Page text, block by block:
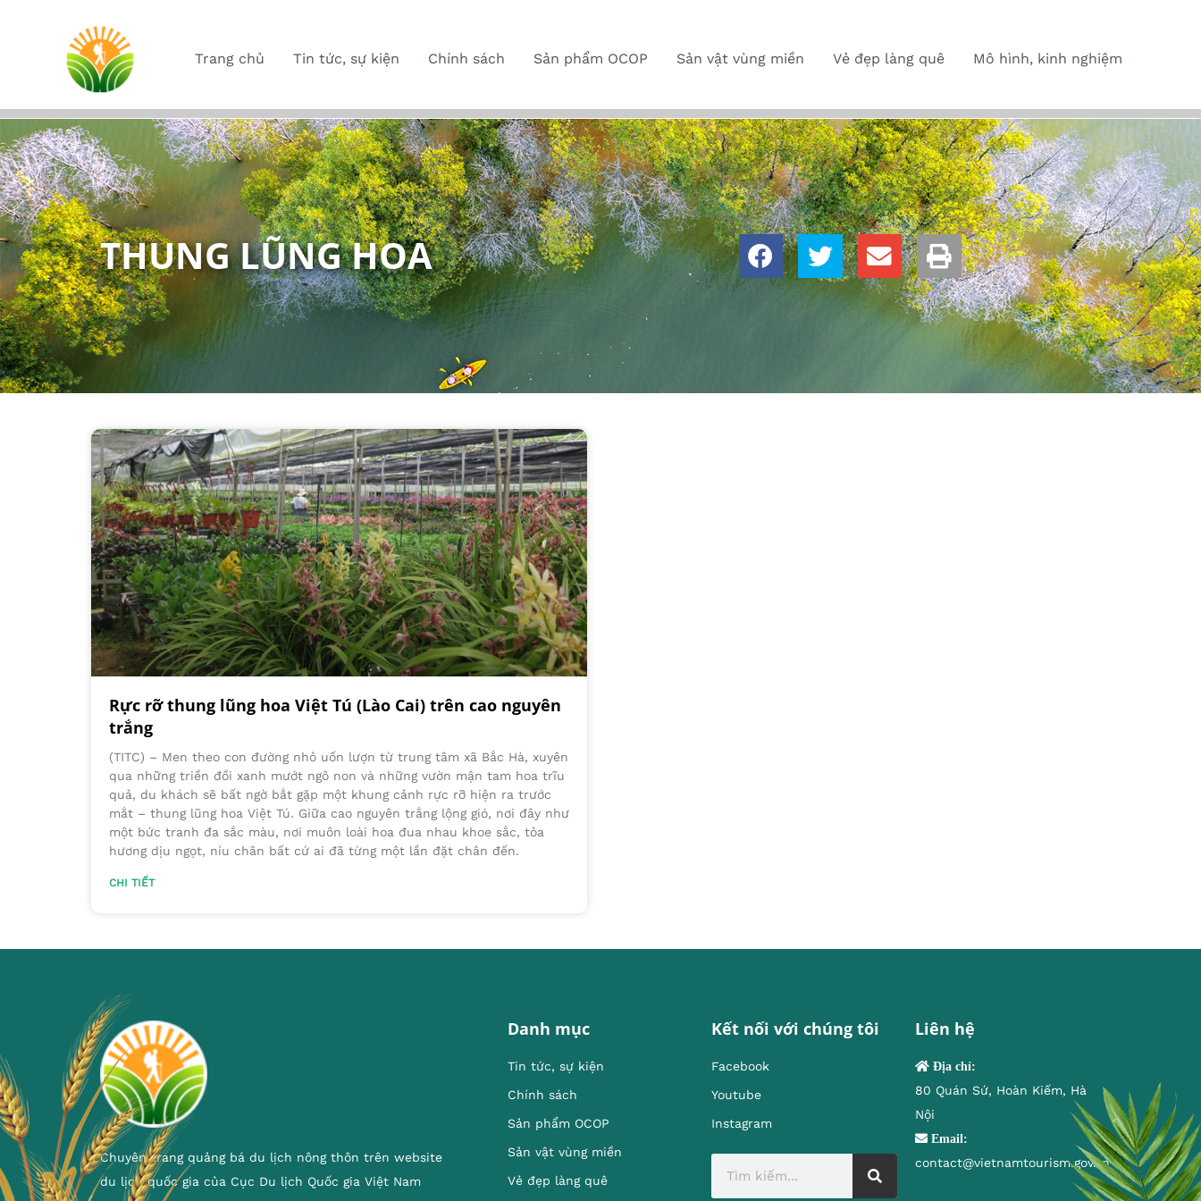
Trang chủ Tin tức, sự kiện Chính sách Sản phẩm OCOP Sản vật vùng miền Vẻ đẹp làng quê Mô hình, kinh nghiệm
THUNG LŨNG HOA
Rực rỡ thung lũng hoa Việt Tú (Lào Cai) trên cao nguyên
trắng
(TITC) – Men theo con đường nhỏ uốn lượn từ trung tâm xã Bắc Hà, xuyên
qua những triền đồi xanh mướt ngô non và những vườn mận tam hoa trĩu
quả, du khách sẽ bất ngờ bắt gặp một khung cảnh rực rỡ hiện ra trước
mắt – thung lũng hoa Việt Tú. Giữa cao nguyên trắng lộng gió, nơi đây như
một bức tranh đa sắc màu, nơi muôn loài hoa đua nhau khoe sắc, tỏa
hương dịu ngọt, níu chân bất cứ ai đã từng một lần đặt chân đến.
CHI TIẾT
Chuyên trang quảng bá du lịch nông thôn trên website
du lịch quốc gia của Cục Du lịch Quốc gia Việt Nam
Danh mục
Tin tức, sự kiện
Chính sách
Sản phẩm OCOP
Sản vật vùng miền
Vẻ đẹp làng quê
Kết nối với chúng tôi
Facebook
Youtube
Instagram
Liên hệ
Địa chỉ:
80 Quán Sứ, Hoàn Kiếm, Hà
Nội
Email:
contact@vietnamtourism.gov.vn